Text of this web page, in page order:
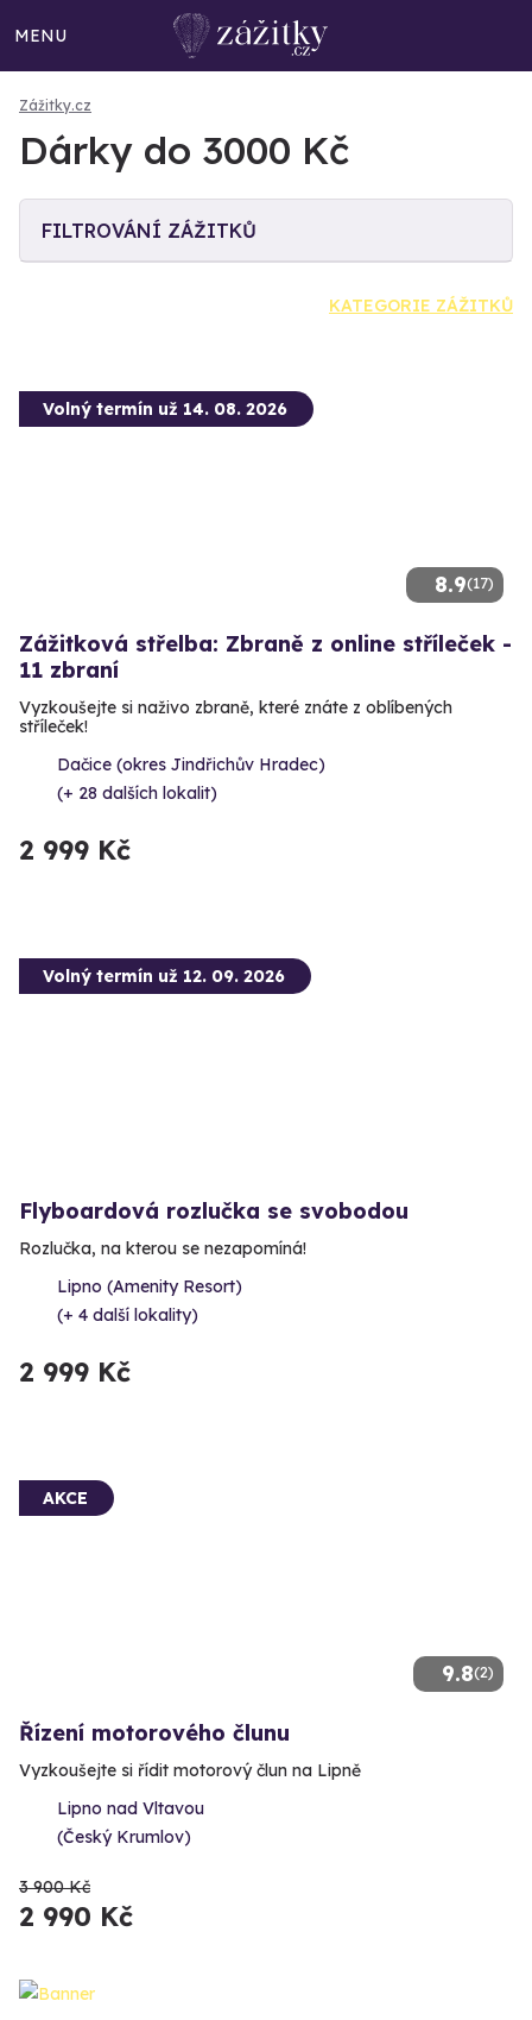
MENU
Zážitky.cz
Dárky do 3000 Kč
FILTROVÁNÍ ZÁŽITKŮ
KATEGORIE ZÁŽITKŮ
8.9(17)
Volný termín už 14. 08. 2026
Zážitková střelba: Zbraně z online stříleček -
11 zbraní
Vyzkoušejte si naživo zbraně, které znáte z oblíbených
stříleček!
Dačice (okres Jindřichův Hradec)
(+ 28 dalších lokalit)
2 999 Kč
Volný termín už 12. 09. 2026
Flyboardová rozlučka se svobodou
Rozlučka, na kterou se nezapomíná!
Lipno (Amenity Resort)
(+ 4 další lokality)
2 999 Kč
9.8(2)
AKCE
Řízení motorového člunu
Vyzkoušejte si řídit motorový člun na Lipně
Lipno nad Vltavou
(Český Krumlov)
3 900 Kč
2 990 Kč